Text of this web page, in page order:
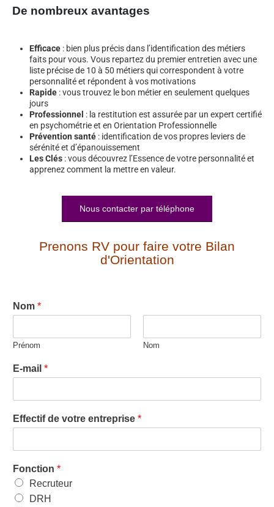
De nombreux avantages
Efficace : bien plus précis dans l’identification des métiers
faits pour vous. Vous repartez du premier entretien avec une
liste précise de 10 à 50 métiers qui correspondent à votre
personnalité et répondent à vos motivations
Rapide : vous trouvez le bon métier en seulement quelques
jours
Professionnel : la restitution est assurée par un expert certifié
en psychométrie et en Orientation Professionnelle
Prévention santé : identification de vos propres leviers de
sérénité et d’épanouissement
Les Clés : vous découvrez l’Essence de votre personnalité et
apprenez comment la mettre en valeur.
Nous contacter par téléphone
Prenons RV pour faire votre Bilan
d'Orientation
Nom *
Prénom Nom
E-mail *
Effectif de votre entreprise *
Fonction *
Recruteur
DRH